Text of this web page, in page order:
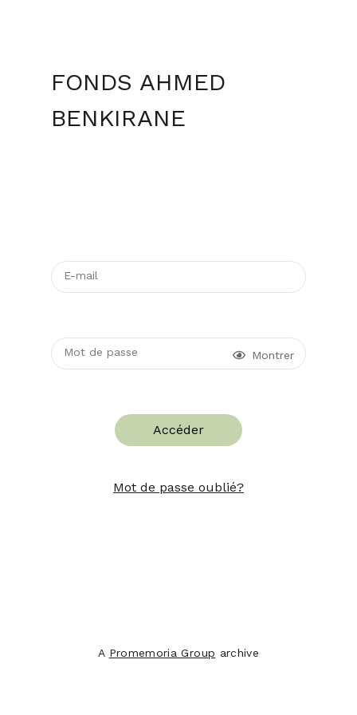
FONDS AHMED
BENKIRANE
E-mail
Mot de passe Montrer
Accéder
Mot de passe oublié?
A Promemoria Group archive